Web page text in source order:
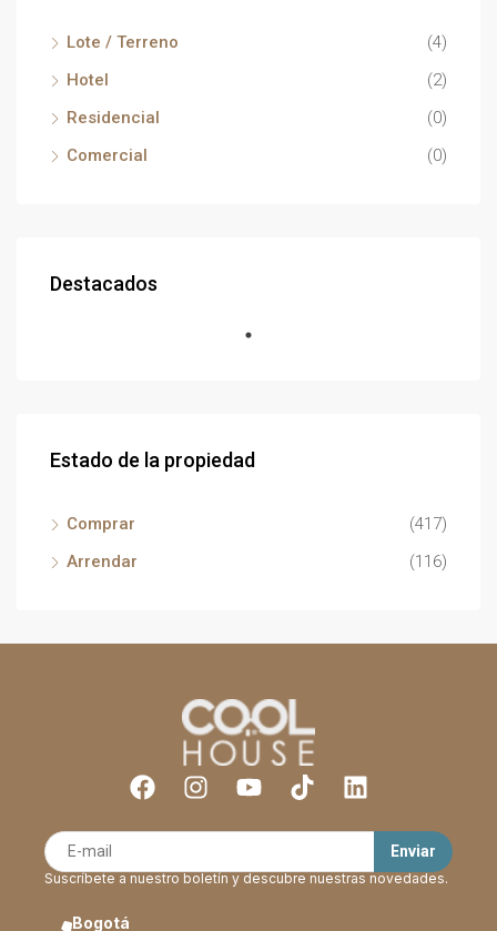
Lote / Terreno
(4)
Hotel
(2)
Residencial
(0)
Comercial
(0)
Destacados
Estado de la propiedad
Comprar
(417)
Arrendar
(116)
Bogotá
Suscríbete a nuestro boletín y descubre nuestras novedades.